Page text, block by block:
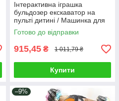
Інтерактивна іграшка
бульдозер екскаватор на
пульті дитині / Машинка для
ігор в будівництво Світло
рухомий ківш
Готово до відправки
915,45 ₴ 1 011,79 ₴
Купити
–9%